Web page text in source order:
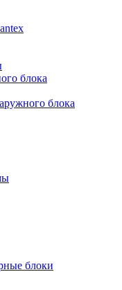
блока
блока
блоки